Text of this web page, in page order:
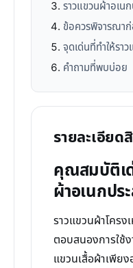
ราวแขวนผ้าอเน
ข้อควรพิจารณา
จุดเด่นที่ทำให้รา
คำถามที่พบบ่อย
รายละเอียด
คุณสมบัติเ
ผ้าอเนกป
ราวแขวนผ้าโคร
ตอบสนองการใช้
แขวนเสื้อผ้าเพีย